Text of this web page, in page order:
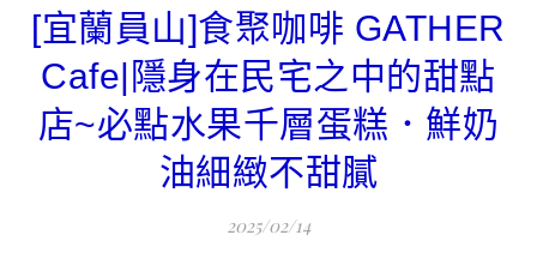
[宜蘭員山]食聚咖啡 GATHER
Cafe|隱身在民宅之中的甜點
店~必點水果千層蛋糕．鮮奶
油細緻不甜膩
2025/02/14